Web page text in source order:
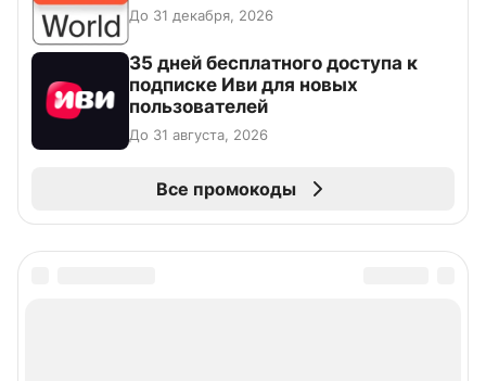
До 31 декабря, 2026
35 дней бесплатного доступа к
подписке Иви для новых
пользователей
До 31 августа, 2026
Все промокоды